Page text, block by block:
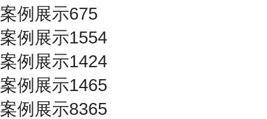
案例展示675
案例展示1554
案例展示1424
案例展示1465
案例展示8365